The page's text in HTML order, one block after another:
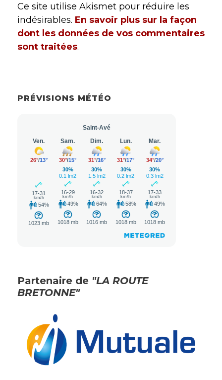
Ce site utilise Akismet pour réduire les
indésirables. En savoir plus sur la façon
dont les données de vos commentaires
sont traitées.
PRÉVISIONS MÉTÉO
Partenaire de "LA ROUTE
BRETONNE"